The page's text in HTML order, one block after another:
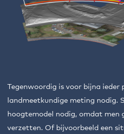
Tegenwoordig is voor bijna ieder
landmeetkundige meting nodig.
hoogtemodel nodig, omdat men
verzetten. Of bijvoorbeeld een